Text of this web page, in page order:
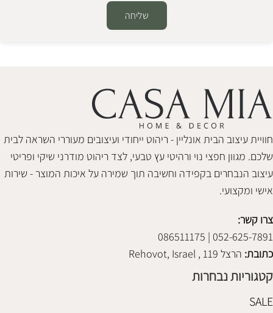
שליחה
חוויית עיצוב הבית אונליין - ריהוט ייחודי ועיצובים מעוררי השראה לבית
שלכם. מגוון חפצי נוי ורהיטי עץ טבעי, לצד ריהוט מודרני שיקי ופריטי
עיצוב הנבחרים בקפידה וחשיבה תוך שמירה על איכות המוצר - שירות
אישי ומקצועי.
צרו קשר:
052-625-7891 | 086511175
כתובת: הרצל 119 , Rehovot, Israel
קטגוריות נבחרות
SALE